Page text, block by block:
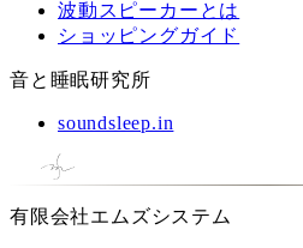
波動スピーカーとは
ショッピングガイド
音と睡眠研究所
soundsleep.in
有限会社エムズシステム